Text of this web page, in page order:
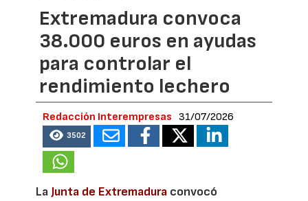
Extremadura convoca
38.000 euros en ayudas
para controlar el
rendimiento lechero
Redacción Interempresas 31/07/2026
3502
LaJunta de Extremadura convocó